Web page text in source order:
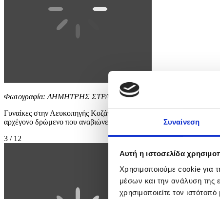
Συναίνεση
Αυτή η ιστοσελίδα
Χρησιμοποιούμε cookie για
μέσων και την ανάλυση της
χρησιμοποιείτε τον
Φωτογραφία: ΔΗΜΗΤΡΗΣ ΣΤΡΑΒΟΥ
Γυναίκες στην Λευκοπηγής Κοζάνης, σύμφωνα με την παράδοση,
αρχέγονο δρώμενο που αναβιώνει κάθε Πρωτομαγιά, όπου οι
3 / 12